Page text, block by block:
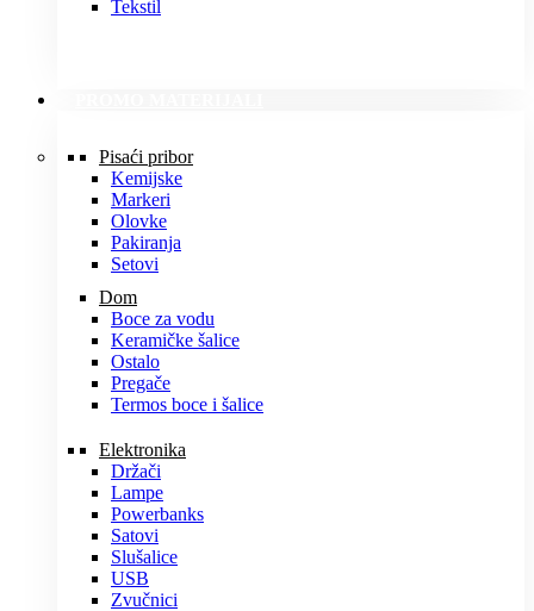
Tekstil
Pisaći pribor
Kemijske
Markeri
Olovke
Pakiranja
Setovi
Dom
Boce za vodu
Keramičke šalice
Ostalo
Pregače
Termos boce i šalice
Elektronika
Držači
Lampe
Powerbanks
Satovi
Slušalice
USB
Zvučnici